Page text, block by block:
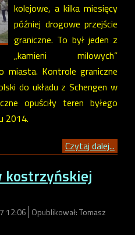
kolejowe, a kilka miesięcy
później drogowe przejście
graniczne. To był jeden z
„kamieni milowych”
miasta. Kontrole graniczne
do układu z Schengen w
opuściły teren byłego
2014.
Czytaj dalej...
kostrzyńskiej
12:06 Opublikował: Tomasz